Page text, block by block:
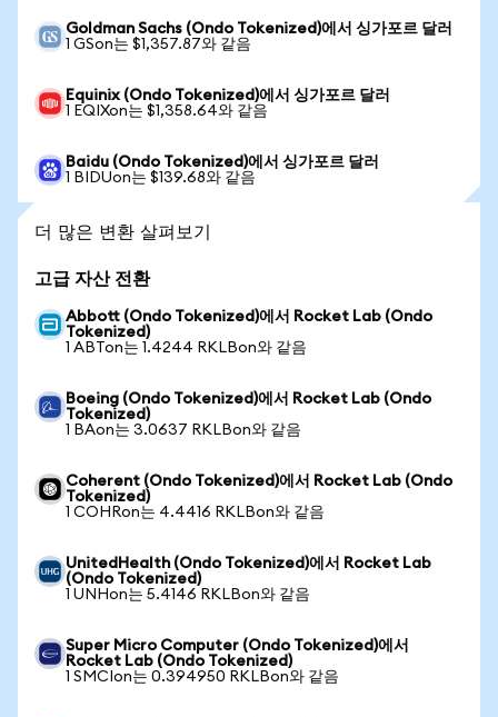
Goldman Sachs (Ondo Tokenized)에서 싱가포르 달러
1 GSon는 $1,357.87와 같음
Equinix (Ondo Tokenized)에서 싱가포르 달러
1 EQIXon는 $1,358.64와 같음
Baidu (Ondo Tokenized)에서 싱가포르 달러
1 BIDUon는 $139.68와 같음
더 많은 변환 살펴보기
고급 자산 전환
Abbott (Ondo Tokenized)에서 Rocket Lab (Ondo
Tokenized)
1 ABTon는 1.4244 RKLBon와 같음
Boeing (Ondo Tokenized)에서 Rocket Lab (Ondo
Tokenized)
1 BAon는 3.0637 RKLBon와 같음
Coherent (Ondo Tokenized)에서 Rocket Lab (Ondo
Tokenized)
1 COHRon는 4.4416 RKLBon와 같음
UnitedHealth (Ondo Tokenized)에서 Rocket Lab
(Ondo Tokenized)
1 UNHon는 5.4146 RKLBon와 같음
Super Micro Computer (Ondo Tokenized)에서
Rocket Lab (Ondo Tokenized)
1 SMCIon는 0.394950 RKLBon와 같음